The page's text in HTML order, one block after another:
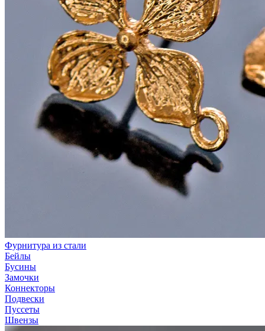
Фурнитура из стали
Бейлы
Бусины
Замочки
Коннекторы
Подвески
Пуссеты
Швензы